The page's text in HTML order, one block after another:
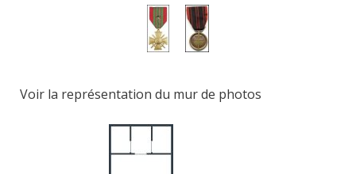
Voir la représentation du mur de photos